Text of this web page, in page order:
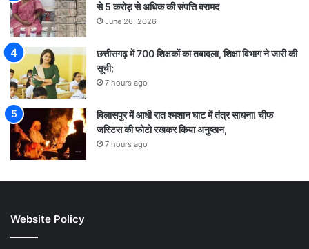
से 5 करोड़ से अधिक की संपत्ति बरामद
June 26, 2026
छत्तीसगढ़ में 700 शिक्षकों का तबादला, शिक्षा विभाग ने जारी की
सूची;
7 hours ago
बिलासपुर में आधी रात श्मशान घाट में तंत्र साधना! चीफ
जस्टिस की फोटो रखकर किया अनुष्ठान,
7 hours ago
Website Policy